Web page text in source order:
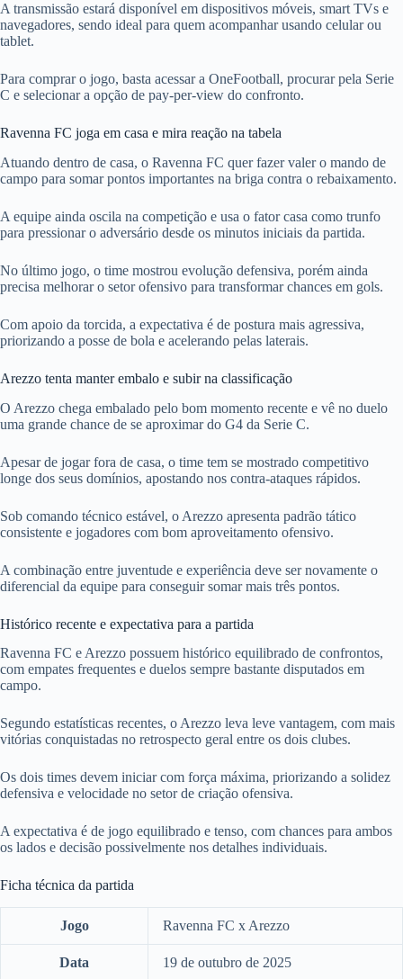
A transmissão estará disponível em dispositivos móveis, smart TVs e
navegadores, sendo ideal para quem acompanhar usando celular ou
tablet.
Para comprar o jogo, basta acessar a OneFootball, procurar pela Serie
C e selecionar a opção de pay-per-view do confronto.
Ravenna FC joga em casa e mira reação na tabela
Atuando dentro de casa, o Ravenna FC quer fazer valer o mando de
campo para somar pontos importantes na briga contra o rebaixamento.
A equipe ainda oscila na competição e usa o fator casa como trunfo
para pressionar o adversário desde os minutos iniciais da partida.
No último jogo, o time mostrou evolução defensiva, porém ainda
precisa melhorar o setor ofensivo para transformar chances em gols.
Com apoio da torcida, a expectativa é de postura mais agressiva,
priorizando a posse de bola e acelerando pelas laterais.
Arezzo tenta manter embalo e subir na classificação
O Arezzo chega embalado pelo bom momento recente e vê no duelo
uma grande chance de se aproximar do G4 da Serie C.
Apesar de jogar fora de casa, o time tem se mostrado competitivo
longe dos seus domínios, apostando nos contra-ataques rápidos.
Sob comando técnico estável, o Arezzo apresenta padrão tático
consistente e jogadores com bom aproveitamento ofensivo.
A combinação entre juventude e experiência deve ser novamente o
diferencial da equipe para conseguir somar mais três pontos.
Histórico recente e expectativa para a partida
Ravenna FC e Arezzo possuem histórico equilibrado de confrontos,
com empates frequentes e duelos sempre bastante disputados em
campo.
Segundo estatísticas recentes, o Arezzo leva leve vantagem, com mais
vitórias conquistadas no retrospecto geral entre os dois clubes.
Os dois times devem iniciar com força máxima, priorizando a solidez
defensiva e velocidade no setor de criação ofensiva.
A expectativa é de jogo equilibrado e tenso, com chances para ambos
os lados e decisão possivelmente nos detalhes individuais.
Ficha técnica da partida
Jogo Ravenna FC x Arezzo
Data 19 de outubro de 2025